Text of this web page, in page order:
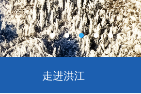
走进洪江